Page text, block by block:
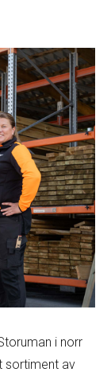
i norr
sortiment av